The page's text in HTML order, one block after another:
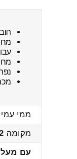
ממי
מקומה
עם